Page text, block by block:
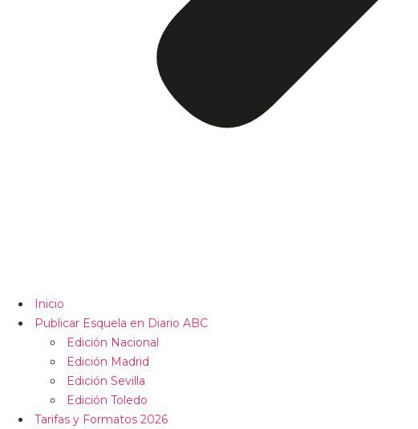
Inicio
Publicar Esquela en Diario ABC
Edición Nacional
Edición Madrid
Edición Sevilla
Edición Toledo
Tarifas y Formatos 2026